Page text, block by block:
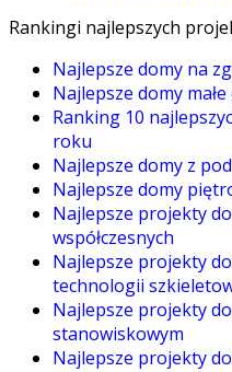
Rankingi najlepszych
Najlepsze domy na
Najlepsze domy
Ranking 10
roku
Najlepsze domy z
Najlepsze domy
Najlepsze projekty
współczesnych
Najlepsze projekty
technologii
Najlepsze projekty
stanowiskowym
Najlepsze projekty